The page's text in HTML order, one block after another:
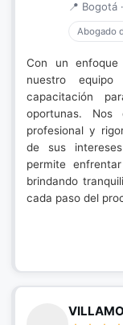
📍 Bogotá
Abogado
Con un
nuestro equipo
capacitación
oportunas. Nos
profesional y
de sus
permite
brindando
cada paso del